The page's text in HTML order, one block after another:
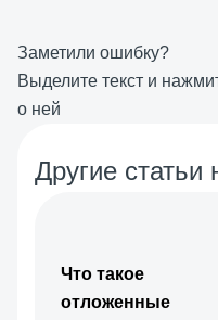
Заметили ошибку?
Выделите текст и
о ней
Другие статьи
Что такое
отложенные